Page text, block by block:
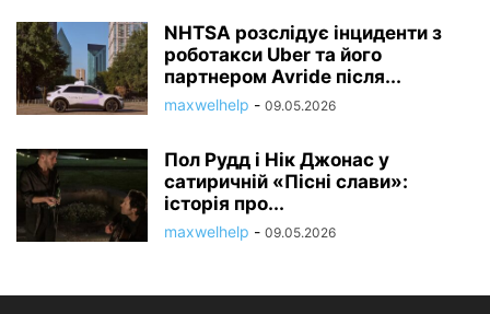
NHTSA розслідує інциденти з
роботакси Uber та його
партнером Avride після...
maxwelhelp - 09.05.2026
Пол Рудд і Нік Джонас у
сатиричній «Пісні слави»:
історія про...
maxwelhelp - 09.05.2026